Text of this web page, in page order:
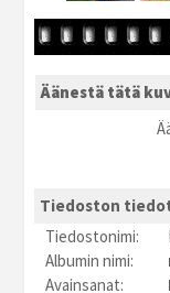
Äänestä tätä
Tiedoston
Tiedostonimi:
Albumin nimi:
Avainsanat: